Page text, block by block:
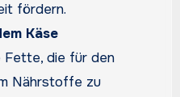
fördern.
Käse
Fette, die für den
Nährstoffe zu